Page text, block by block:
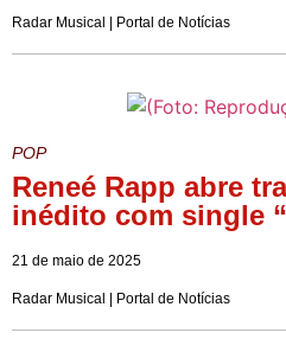
Radar Musical | Portal de Notícias
POP
Reneé Rapp abre
inédito com single
21 de maio de 2025
Radar Musical | Portal de Notícias